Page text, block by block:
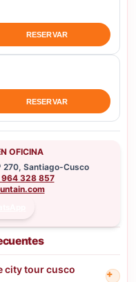
RESERVAR
RESERVAR
OFICINA
270, Santiago-Cusco
964 328 857
city tour cusco
+